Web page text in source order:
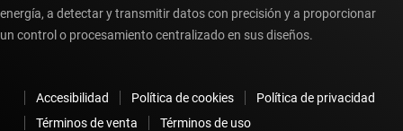
energía, a detectar y transmitir datos con precisión y a proporcionar
un control o procesamiento centralizado en sus diseños.
Accesibilidad Política de cookies
Política de privacidad
Términos de venta
Términos de uso